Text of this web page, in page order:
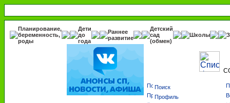
Планирование,
беременность,
роды
Дети
до
года
Раннее
развитие
Детский
сад
(обмен)
Школы
Поиск
Профиль